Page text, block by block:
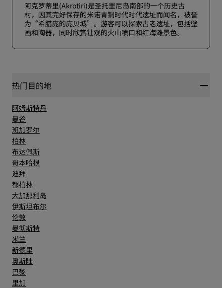
阿克罗蒂里(Akrotiri)是圣托里尼岛南部的一个历史古
村，因其完好保存的米诺青铜时代时代遗址而闻名，被誉
为“希腊庞的庞贝城”。游客可以探索古老遗址，包括壁
画和陶器，同时欣赏壮观的火山喷口和红海滩景色。
热门目的地
阿姆斯特丹
曼谷
班加罗尔
柏林
布达佩斯
哥本哈根
迪拜
都柏林
大加那利岛
伊斯坦布尔
伦敦
曼彻斯特
米兰
新德里
奥斯陆
巴黎
里加